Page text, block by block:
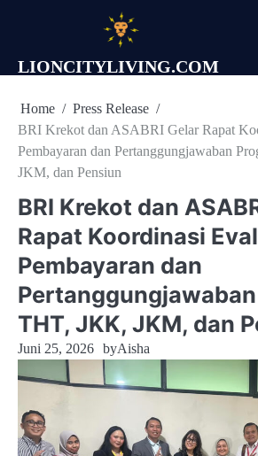
LIONCITYLIVING.COM
Home
Press Release
BRI Krekot dan ASABRI Gelar Rapat
Pembayaran dan Pertanggungjawaban
JKM, dan Pensiun
BRI Krekot dan
Rapat Koordinasi
Pembayaran dan
THT, JKK, JKM, dan
Juni 25, 2026 byAisha